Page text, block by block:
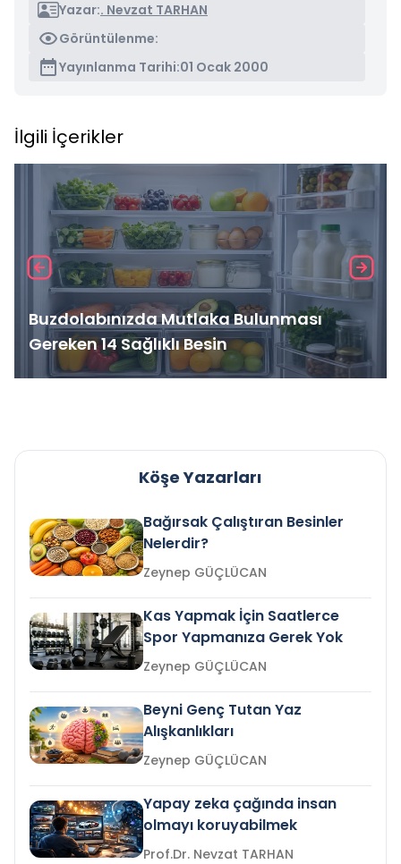
Yazar:. Nevzat TARHAN
Görüntülenme:
Yayınlanma Tarihi:01 Ocak 2000
İlgili İçerikler
Buzdolabınızda Mutlaka Bulunması
Gereken 14 Sağlıklı Besin
Köşe Yazarları
Bağırsak Çalıştıran Besinler
Nelerdir?
Zeynep GÜÇLÜCAN
Kas Yapmak İçin Saatlerce
Spor Yapmanıza Gerek Yok
Zeynep GÜÇLÜCAN
Beyni Genç Tutan Yaz
Alışkanlıkları
Zeynep GÜÇLÜCAN
Yapay zeka çağında insan
olmayı koruyabilmek
Prof.Dr. Nevzat TARHAN